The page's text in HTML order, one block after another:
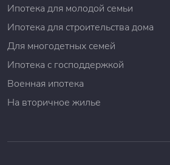
Ипотека для молодой семьи
Ипотека для строительства дома
Для многодетных семей
Ипотека с господдержкой
Военная ипотека
На вторичное жилье